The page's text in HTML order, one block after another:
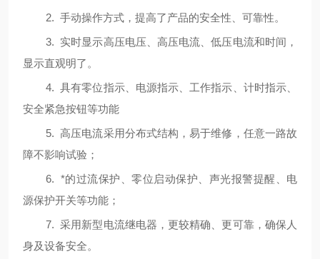
2. 手动操作方式，提高了产品的安全性、可靠性。
3. 实时显示高压电压、高压电流、低压电流和时间，
显示直观明了。
4. 具有零位指示、电源指示、工作指示、计时指示、
安全紧急按钮等功能
5. 高压电流采用分布式结构，易于维修，任意一路故
障不影响试验；
6. *的过流保护、零位启动保护、声光报警提醒、电
源保护开关等功能；
7. 采用新型电流继电器，更较精确、更可靠，确保人
身及设备安全。